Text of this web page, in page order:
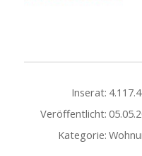
Inserat:
Veröffentlicht:
Kategorie: